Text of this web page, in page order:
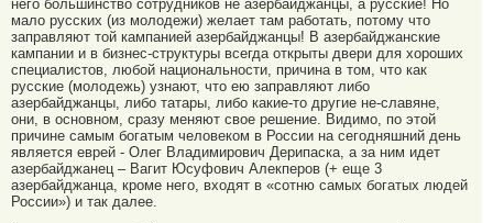
него большинство сотрудников не азербайджанцы, а русские! Но
мало русских (из молодежи) желает там работать, потому что
заправляют той кампанией азербайджанцы! В азербайджанские
кампании и в бизнес-структуры всегда открыты двери для хороших
специалистов, любой национальности, причина в том, что как
русские (молодежь) узнают, что ею заправляют либо
азербайджанцы, либо татары, либо какие-то другие не-славяне,
они, в основном, сразу меняют свое решение. Видимо, по этой
причине самым богатым человеком в России на сегодняшний день
является еврей - Олег Владимирович Дерипаска, а за ним идет
азербайджанец – Вагит Юсуфович Алекперов (+ еще 3
азербайджанца, кроме него, входят в «сотню самых богатых людей
России») и так далее.